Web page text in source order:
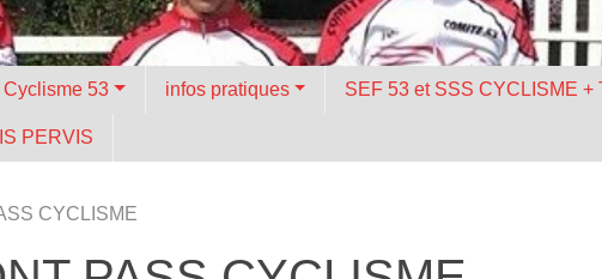
Cyclisme 53 infos pratiques SEF 53 et SSS CYCLISME +
PERVIS
CYCLISME